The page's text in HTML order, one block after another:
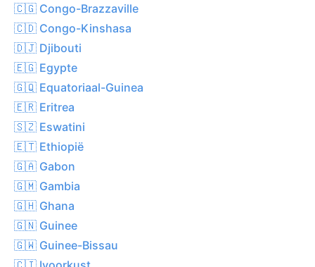
🇨🇬 Congo-Brazzaville
🇨🇩 Congo-Kinshasa
🇩🇯 Djibouti
🇪🇬 Egypte
🇬🇶 Equatoriaal-Guinea
🇪🇷 Eritrea
🇸🇿 Eswatini
🇪🇹 Ethiopië
🇬🇦 Gabon
🇬🇲 Gambia
🇬🇭 Ghana
🇬🇳 Guinee
🇬🇼 Guinee-Bissau